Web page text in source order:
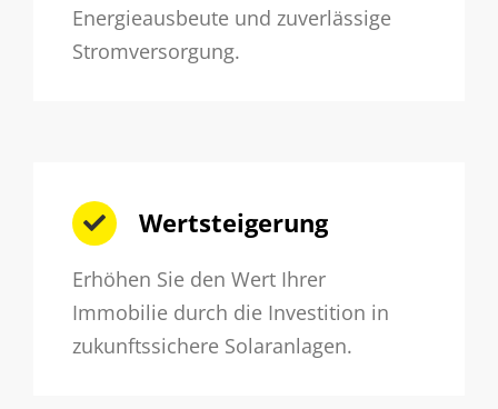
Energieausbeute und zuverlässige
Stromversorgung.
Wertsteigerung
Erhöhen Sie den Wert Ihrer
Immobilie durch die Investition in
zukunftssichere Solaranlagen.